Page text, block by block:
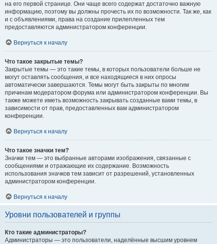
на его первой странице. Они чаще всего содержат достаточно важную
информацию, поэтому вы должны прочесть их по возможности. Так же, как
и с объявлениями, права на создание прилепленных тем
предоставляются администратором конференции.
Вернуться к началу
Что такое закрытые темы?
Закрытые темы — это такие темы, в которых пользователи больше не
могут оставлять сообщения, и все находящиеся в них опросы
автоматически завершаются. Темы могут быть закрыты по многим
причинам модератором форума или администратором конференции. Вы
также можете иметь возможность закрывать созданные вами темы, в
зависимости от прав, предоставленных вам администратором
конференции.
Вернуться к началу
Что такое значки тем?
Значки тем — это выбранные авторами изображения, связанные с
сообщениями и отражающие их содержание. Возможность
использования значков тем зависит от разрешений, установленных
администратором конференции.
Вернуться к началу
Уровни пользователей и группы
Кто такие администраторы?
Администраторы — это пользователи, наделённые высшим уровнем